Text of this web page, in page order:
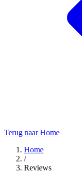
Terug naar Home
Home
/
Reviews